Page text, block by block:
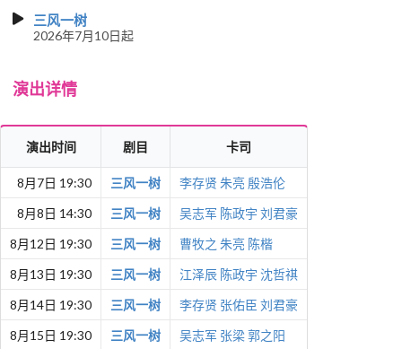
三风一树
2026年7月10日起
演出详情
演出时间 剧目 卡司
8月7日 19:30 三风一树 李存贤 朱亮 殷浩伦
8月8日 14:30
三风一树 吴志军 陈政宇 刘君豪
8月12日 19:30
三风一树 曹牧之 朱亮 陈楷
8月13日 19:30
三风一树 江泽辰 陈政宇 沈哲祺
8月14日 19:30
三风一树 李存贤 张佑臣 刘君豪
8月15日 19:30
三风一树 吴志军 张梁郭之阳